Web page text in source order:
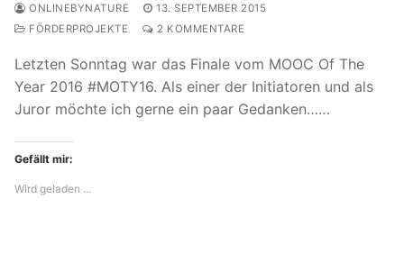
ONLINEBYNATURE
13. SEPTEMBER 2015
FÖRDERPROJEKTE
2 KOMMENTARE
Letzten Sonntag war das Finale vom MOOC Of The
Year 2016 #MOTY16. Als einer der Initiatoren und als
Juror möchte ich gerne ein paar Gedanken……
Gefällt mir:
Wird geladen …